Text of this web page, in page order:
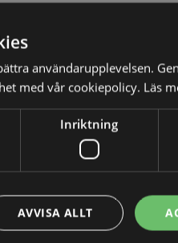
och sekretesslagen, som
stöd i OSL kan
användarupplevelsen.
med vår cookiepolicy. Läs
Inriktning
AVVISA ALLT